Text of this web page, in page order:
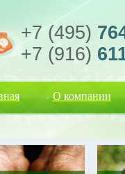
+7 (495)
+7 (916)
О компании